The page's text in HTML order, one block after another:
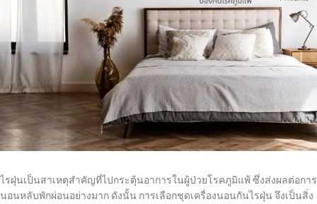
ไรฝุ่นเป็นสาเหตุสำคัญที่ไปกระตุ้นอาการในผู้ป่วยโรคภูมิแพ้ ซึ่งส่งผลต่อการ
นอนหลับพักผ่อนอย่างมาก ดังนั้น การเลือกชุดเครื่องนอนกันไรฝุ่น จึงเป็นสิ่ง